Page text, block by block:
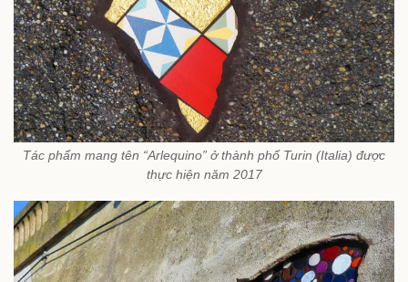
Tác phẩm mang tên “Arlequino” ở thành phố Turin (Italia) được
thực hiện năm 2017